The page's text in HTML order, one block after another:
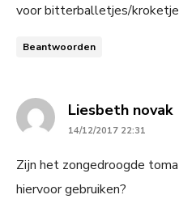
voor bitterballetjes/
Beantwoorden
Liesbeth novak
14/12/2017 22:31
Zijn het zongedroogde
hiervoor gebruiken?